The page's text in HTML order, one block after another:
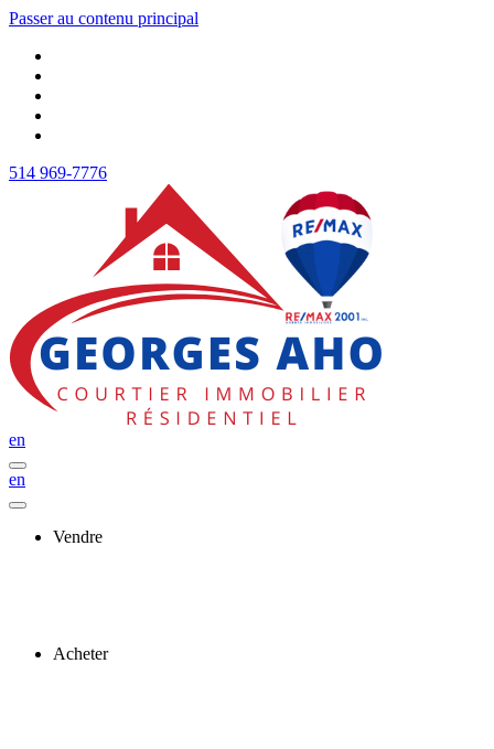
Passer au contenu principal
514 969-7776
en
en
Vendre
Acheter